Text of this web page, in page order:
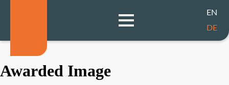
EN
DE
Awarded Image